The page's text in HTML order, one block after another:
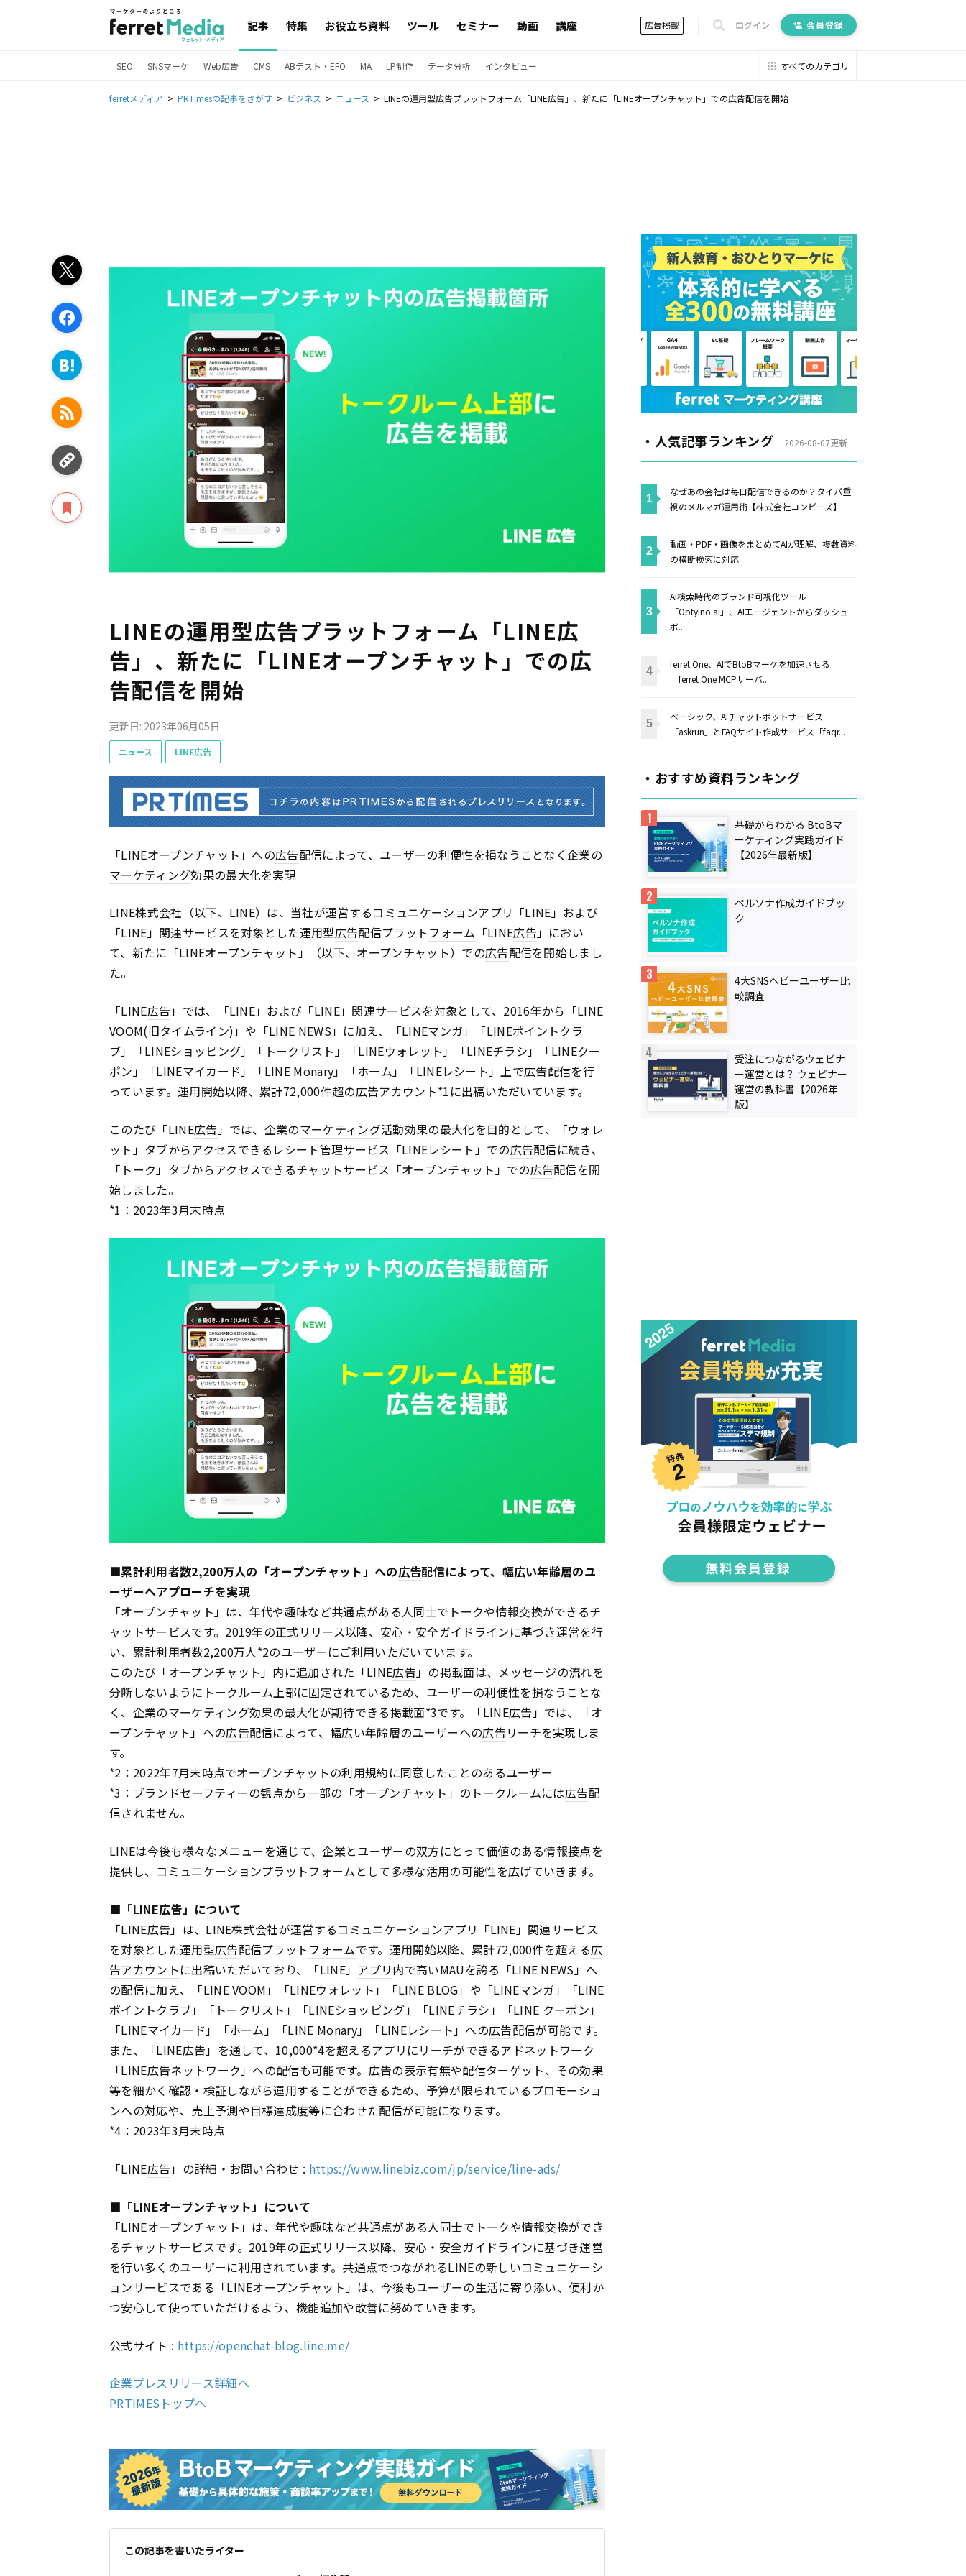
記事 特集 お役立ち資料 ツール セミナー 動画 講座 広告掲載 ログイン 会員登録
SEO SNSマーケ Web広告 CMS ABテスト・EFO MA LP制作 データ分析 インタビュー すべてのカテゴリ
ferretメディア PRTimesの記事をさがす ビジネス ニュース LINEの運用型広告プラットフォーム「LINE広告」、新たに「LINEオープンチャット」での広告配信を開始
LINEの運用型広告プラットフォーム「LINE広
告」、新たに「LINEオープンチャット」での広
告配信を開始
更新日: 2023年06月05日
ニュース LINE広告
「LINEオープンチャット」への広告配信によって、ユーザーの利便性を損なうことなく企業の
マーケティング効果の最大化を実現
LINE株式会社（以下、LINE）は、当社が運営するコミュニケーションアプリ 「LINE」および
「LINE」関連サービスを対象とした運用型広告配信プラットフォーム 「LINE広告」におい
て、新たに「LINEオープンチャット」（以下、オープンチャット）での広告配信を開始しまし
た。
「LINE広告」では、「LINE」および「LINE」関連サービスを対象として、2016年から「LINE
VOOM(旧タイムライン)」や「LINE NEWS」に加え、「LINEマンガ」「LINEポイントクラ
ブ」「LINEショッピング」「トークリスト」「LINEウォレット」「LINEチラシ」「LINEクー
ポン」「LINEマイカード」「LINE Monary」「ホーム」「LINEレシート」上で広告配信を行
っています。運用開始以降、累計72,000件超の広告アカウント*1に出稿いただいています。
このたび「LINE広告」では、企業のマーケティング活動効果の最大化を目的として、「ウォレ
ット」タブからアクセスできるレシート管理サービス「LINEレシート」での広告配信に続き、
「トーク」タブからアクセスできるチャットサービス「オープンチャット」での広告配信を開
始しました。
*1：2023年3月末時点
■累計利用者数2,200万人の「オープンチャット」への広告配信によって、幅広い年齢層のユ
ーザーへアプローチを実現
「オープンチャット」は、年代や趣味など共通点がある人同士でトークや情報交換ができるチ
ャットサービスです。2019年の正式リリース以降、安心・安全ガイドラインに基づき運営を行
い、累計利用者数2,200万人*2のユーザーにご利用いただいています。
このたび「オープンチャット」内に追加された「LINE広告 」の掲載面は、メッセージの流れを
分断しないようにトークルーム上部に固定されているため、ユーザーの利便性を損なうことな
く、企業のマーケティング効果の最大化が期待できる掲載面*3です。「LINE広告 」では、「オ
ープンチャット」への広告配信によって、幅広い年齢層のユーザーへの広告リーチを実現しま
す。
*2：2022年7月末時点でオープンチャットの利用規約に同意したことのあるユーザー
*3：ブランドセーフティーの観点から一部の「オープンチャット」のトークルームには広告配
信されません。
LINEは今後も様々なメニューを通じて、企業とユーザーの双方にとって価値のある情報接点を
提供し、コミュニケーションプラットフォーム として多様な活用の可能性を広げていきます。
■「LINE広告 」について
「LINE広告 」は、LINE株式会社が運営するコミュニケーションアプリ 「LINE」関連サービス
を対象とした運用型広告配信プラットフォームです。運用開始以降、累計72,000件を超える広
告アカウントに出稿いただいており、「LINE」 アプリ内で高いMAUを誇る「LINE NEWS」へ
の配信に加え、「LINE VOOM」「LINEウォレット」「LINE BLOG」や「LINEマンガ」「LINE
ポイントクラブ」「トークリスト」「LINEショッピング」「LINEチラシ」「LINE クーポン」
「LINEマイカード」「ホーム」「LINE Monary」「LINEレシート」への広告配信が可能です。
また、「LINE広告 」を通して、10,000*4を超えるアプリ にリーチができるアドネットワーク
「LINE広告ネットワーク」への配信も可能です。 広告の表示有無や配信ターゲット、その効果
等を細かく確認・検証しながら運用することができるため、予算が限られているプロモーショ
ンへの対応や、売上予測や目標達成度等に合わせた配信が可能になります。
*4：2023年3月末時点
「LINE広告 」の詳細・お問い合わせ : https://www.linebiz.com/jp/service/line-ads/
■「LINEオープンチャット」について
「LINEオープンチャット」は、年代や趣味など共通点がある人同士でトークや情報交換ができ
るチャットサービスです。2019年の正式リリース以降、安心・安全ガイドラインに基づき運営
を行い多くのユーザーに利用されています。共通点でつながれるLINEの新しいコミュニケーシ
ョンサービスである「LINEオープンチャット」は、今後もユーザーの生活に寄り添い、便利か
つ安心して使っていただけるよう、機能追加や改善に努めていきます。
公式サイト : https://openchat-blog.line.me/
企業プレスリリース詳細へ
PRTIMESトップへ
この記事を書いたライター
・人気記事ランキング 2026-08-07更新
なぜあの会社は毎日配信できるのか？タイパ重
視のメルマガ運用術【株式会社コンビーズ】
動画・PDF・画像をまとめてAIが理解、複数資料
の横断検索に対応
AI検索時代のブランド可視化ツール
「Optyino.ai」、AIエージェントからダッシュ
ボ...
ferret One、AIでBtoBマーケを加速させる
「ferret One MCPサーバ...
ベーシック、AIチャットボットサービス
「askrun」とFAQサイト作成サービス「faqr...
・おすすめ資料ランキング
基礎からわかる BtoBマ
ーケティング実践ガイド
【2026年最新版】
ペルソナ作成ガイドブッ
ク
4大SNSヘビーユーザー比
較調査
受注につながるウェビナ
ー運営とは？ ウェビナー
運営の教科書【2026年
版】